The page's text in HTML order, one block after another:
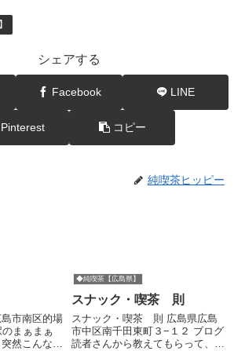
シェアする
Facebook LINE
Pinterest コピー
純喫茶ヒッピー
市南区的場
まぁまぁ
然こんな喫
◆純喫茶【広島県】
スナック・喫茶 則
スナック・喫茶 則 広島県広島
市中区南千田東町３−１２ ブログ
読者さんから教えてもらって、と